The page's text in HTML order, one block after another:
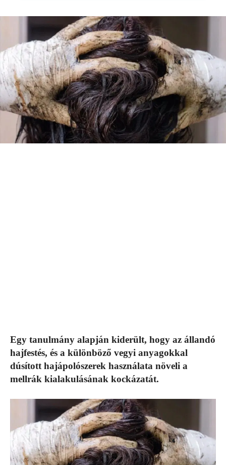
Egy tanulmány alapján kiderült, hogy az állandó
hajfestés, és a különböző vegyi anyagokkal
dúsított hajápolószerek használata növeli a
mellrák kialakulásának kockázatát.